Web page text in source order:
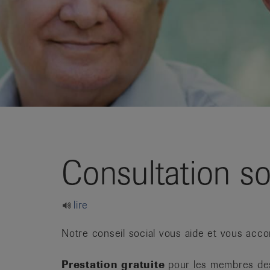
Consultation
lire
Notre conseil social vous aide et vous
Prestation gratuite pour les membres